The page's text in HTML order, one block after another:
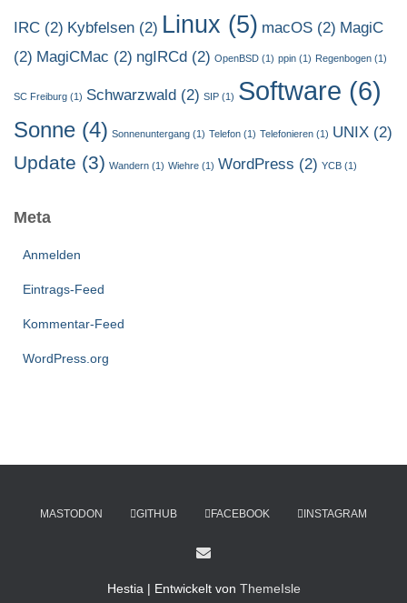
IRC (2) Kybfelsen (2) Linux (5) macOS (2) MagiC
(2) MagiCMac (2) ngIRCd (2) OpenBSD (1) ppin (1) Regenbogen (1)
SC Freiburg (1) Schwarzwald (2) SIP (1) Software (6)
Sonne (4) Sonnenuntergang (1) Telefon (1) Telefonieren (1) UNIX (2)
Update (3) Wandern (1) Wiehre (1) WordPress (2) YCB (1)
Meta
Anmelden
Eintrags-Feed
Kommentar-Feed
WordPress.org
MASTODON GITHUB FACEBOOK INSTAGRAM
Hestia | Entwickelt von ThemeIsle